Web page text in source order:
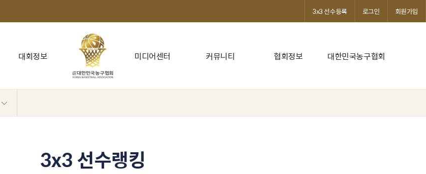
대회정보 미디어센터 커뮤니티 협회정보 대한민국농구협회
3x3 선수등록 로그인 회원가입
3x3 선수랭킹